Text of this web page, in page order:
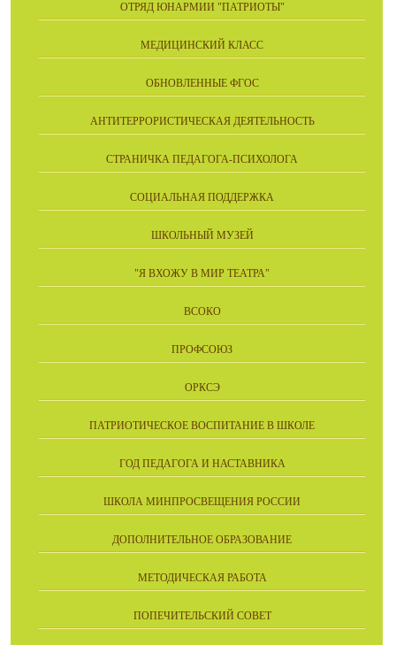
ОТРЯД ЮНАРМИИ "ПАТРИОТЫ"
МЕДИЦИНСКИЙ КЛАСС
ОБНОВЛЕННЫЕ ФГОС
АНТИТЕРРОРИСТИЧЕСКАЯ ДЕЯТЕЛЬНОСТЬ
СТРАНИЧКА ПЕДАГОГА-ПСИХОЛОГА
СОЦИАЛЬНАЯ ПОДДЕРЖКА
ШКОЛЬНЫЙ МУЗЕЙ
"Я ВХОЖУ В МИР ТЕАТРА"
ВСОКО
ПРОФСОЮЗ
ОРКСЭ
ПАТРИОТИЧЕСКОЕ ВОСПИТАНИЕ В ШКОЛЕ
ГОД ПЕДАГОГА И НАСТАВНИКА
ШКОЛА МИНПРОСВЕЩЕНИЯ РОССИИ
ДОПОЛНИТЕЛЬНОЕ ОБРАЗОВАНИЕ
МЕТОДИЧЕСКАЯ РАБОТА
ПОПЕЧИТЕЛЬСКИЙ СОВЕТ